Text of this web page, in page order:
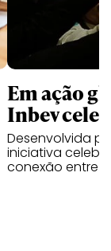
Em ação
Inbev
Desenvolvida
iniciativa
conexão entre